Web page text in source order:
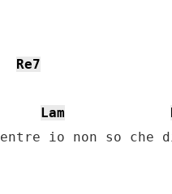
Re7
Lam
io non so che